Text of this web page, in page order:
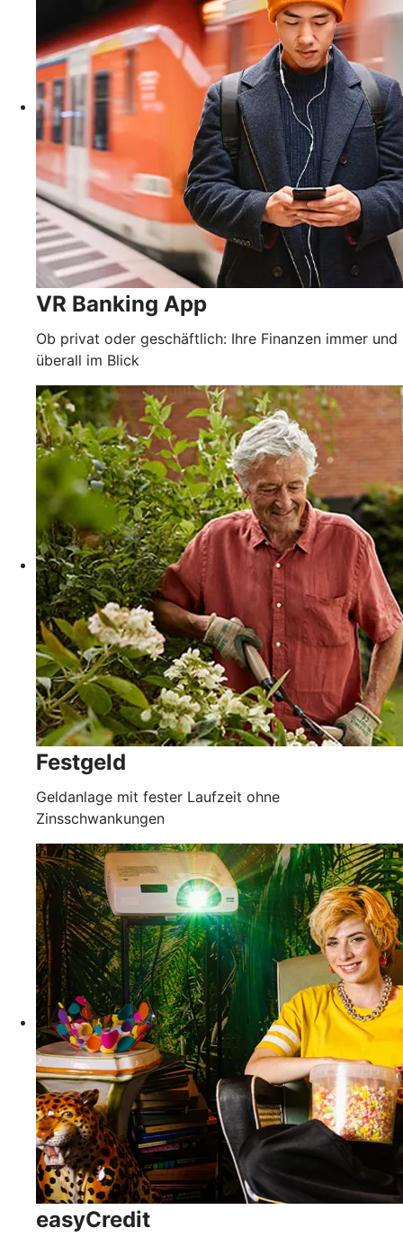
VR Banking App
Ob privat oder geschäftlich: Ihre Finanzen immer und
überall im Blick
Festgeld
Geldanlage mit fester Laufzeit ohne
Zinsschwankungen
easyCredit